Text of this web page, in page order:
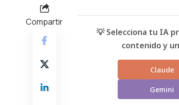
Compartir
💡 Selecciona tu IA
contenido y
Claude
Gemini